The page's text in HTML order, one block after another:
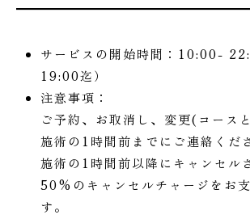
サービスの開始時間：10:00-
19:00迄）
注意事項：
ご予約、お取消し、変更(コース
施術の1時間前までにご連絡くだ
施術の1時間前以降にキャンセル
50%のキャンセルチャージをお
す。